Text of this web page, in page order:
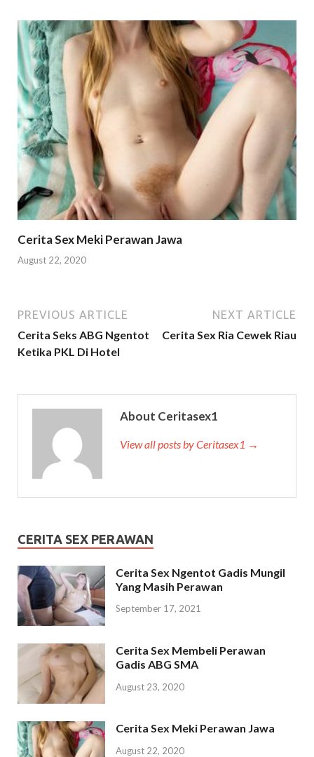
Cerita Sex Meki Perawan Jawa
August 22, 2020
PREVIOUS ARTICLE
Cerita Seks ABG Ngentot
Ketika PKL Di Hotel
NEXT ARTICLE
Cerita Sex Ria Cewek Riau
About Ceritasex1
View all posts by Ceritasex1 →
CERITA SEX PERAWAN
Cerita Sex Ngentot Gadis Mungil
Yang Masih Perawan
September 17, 2021
Cerita Sex Membeli Perawan
Gadis ABG SMA
August 23, 2020
Cerita Sex Meki Perawan Jawa
August 22, 2020